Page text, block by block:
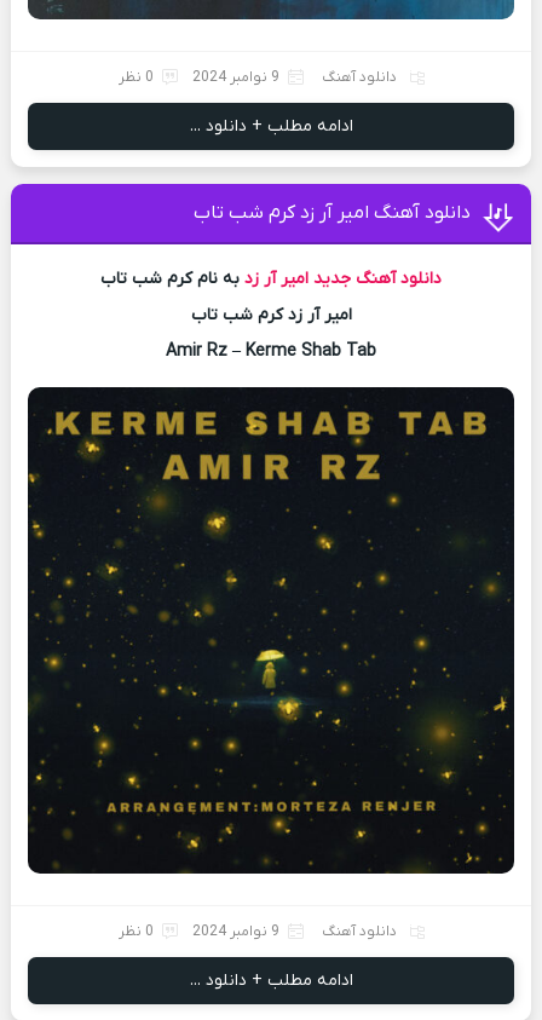
دانلود آهنگ 9 نوامبر 2024 0 نظر
ادامه مطلب + دانلود ...
دانلود آهنگ امیر آر زد کرم شب تاب
دانلود آهنگ جدید امیر آر زد به نام کرم شب تاب
امیر آر زد کرم شب تاب
Amir Rz – Kerme Shab Tab
دانلود آهنگ 9 نوامبر 2024 0 نظر
ادامه مطلب + دانلود ...